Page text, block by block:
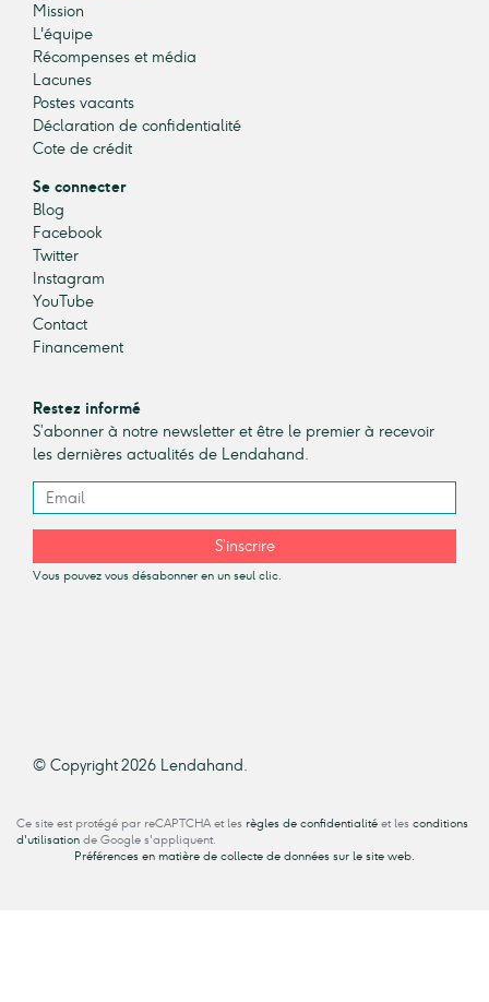
Mission
L'équipe
Récompenses et média
Lacunes
Postes vacants
Déclaration de confidentialité
Cote de crédit
Se connecter
Blog
Facebook
Twitter
Instagram
YouTube
Contact
Financement
Restez informé
S’abonner à notre newsletter et être le premier à recevoir
les dernières actualités de Lendahand.
S’inscrire
Vous pouvez vous désabonner en un seul clic.
© Copyright 2026 Lendahand.
Ce site est protégé par reCAPTCHA et les règles de confidentialité et les conditions
d'utilisation de Google s'appliquent.
Préférences en matière de collecte de données sur le site web.